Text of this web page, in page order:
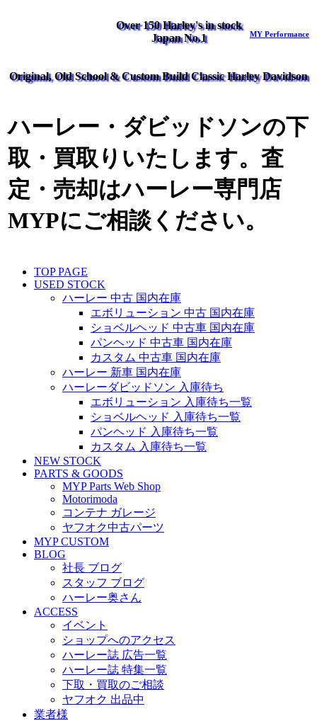
Over 150 Harley's in stock
Japan No.1
MY Performance
Original, Old School & Custom Build Classic Harley Davidson
ハーレー・ダビッドソンの下
取・買取りいたします。査
定・売却はハーレー専門店
MYPにご相談ください。
TOP PAGE
USED STOCK
ハーレー 中古 国内在庫
エボリューション 中古 国内在庫
ショベルヘッド 中古車 国内在庫
パンヘッド 中古車 国内在庫
カスタム 中古車 国内在庫
ハーレー 新車 国内在庫
ハーレーダビッドソン 入庫待ち
エボリューション 入庫待ち一覧
ショベルヘッド 入庫待ち一覧
パンヘッド 入庫待ち一覧
カスタム 入庫待ち一覧
NEW STOCK
PARTS & GOODS
MYP Parts Web Shop
Motorimoda
コンテナ ガレージ
ヤフオク中古パーツ
MYP CUSTOM
BLOG
社長 ブログ
スタッフ ブログ
ハーレー奥さん
ACCESS
イベント
ショップへのアクセス
ハーレー誌 広告一覧
ハーレー誌 特集一覧
下取・買取のご相談
ヤフオク 出品中
業者様